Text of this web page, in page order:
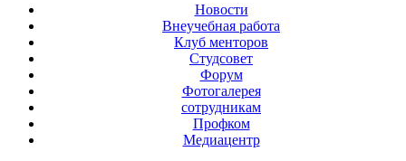
Новости
Внеучебная работа
Клуб менторов
Студсовет
Форум
Фотогалерея
сотрудникам
Профком
Медиацентр